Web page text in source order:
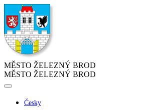
MĚSTO ŽELEZNÝ BROD
MĚSTO ŽELEZNÝ BROD
Česky